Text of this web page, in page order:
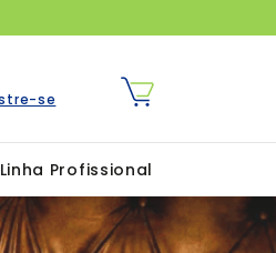
Linha Profissional